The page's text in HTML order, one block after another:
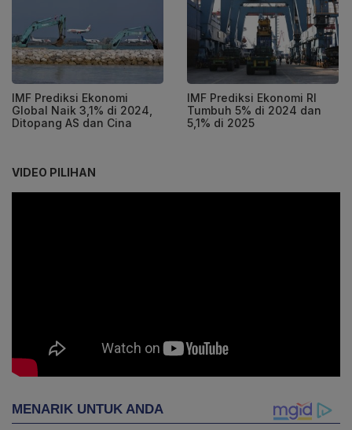
IMF Prediksi Ekonomi
Global Naik 3,1% di 2024,
Ditopang AS dan Cina
IMF Prediksi Ekonomi RI
Tumbuh 5% di 2024 dan
5,1% di 2025
VIDEO PILIHAN